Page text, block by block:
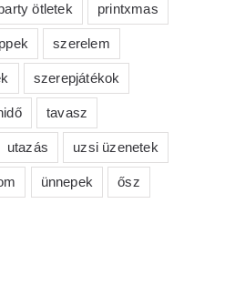
ötletek printxmas
szerelem
szerepjátékok
tavasz
utazás uzsi üzenetek
ünnepek ősz